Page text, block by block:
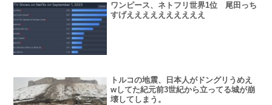
ワンピース、ネトフリ世界1位 尾田っち
すげええええええええええ
トルコの地震、日本人がドングリうめえ
wしてた紀元前3世紀から立ってる城が崩
壊してしまう。